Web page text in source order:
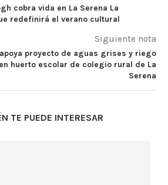
cobra vida en La Serena La
redefinirá el verano cultural
Siguiente nota
proyecto de aguas grises y riego
huerto escolar de colegio rural de La
Serena
TE PUEDE INTERESAR